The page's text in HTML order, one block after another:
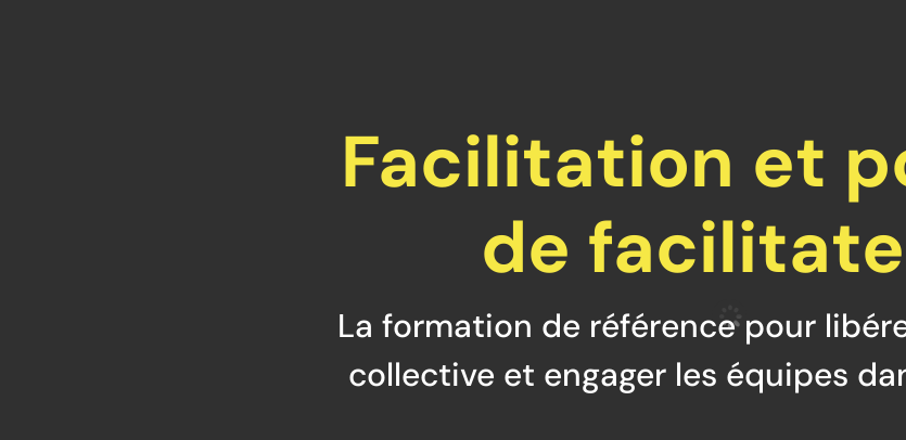
Facilitation et
de
La formation de référence pour
collective et engager les équipes